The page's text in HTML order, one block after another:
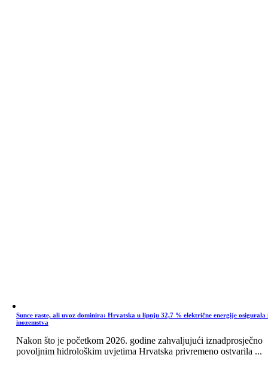
Sunce raste, ali uvoz dominira: Hrvatska u lipnju 32,7 % električne energije osigurala
inozemstva
Nakon što je početkom 2026. godine zahvaljujući iznadprosječno
povoljnim hidrološkim uvjetima Hrvatska privremeno ostvarila ...